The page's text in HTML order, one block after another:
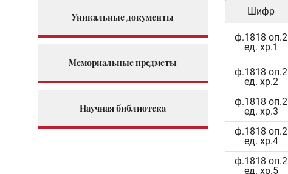
Уникальные документы
Мемориальные предметы
Научная библиотека
Шифр
ф.1818 оп.2
ед. хр.1
ф.1818 оп.2
ед. хр.2
ф.1818 оп.2
ед. хр.3
ф.1818 оп.2
ед. хр.4
ф.1818 оп.2
ед. хр.5